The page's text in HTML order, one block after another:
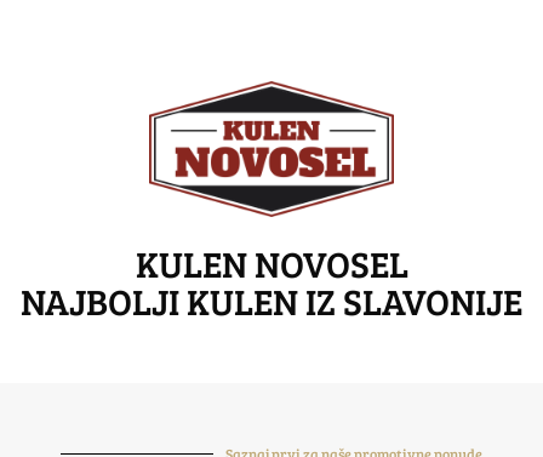
KULEN NOVOSEL
NAJBOLJI KULEN IZ SLAVONIJE